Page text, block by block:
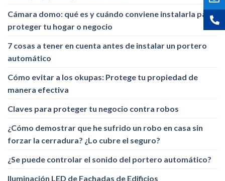
Cámara domo: qué es y cuándo conviene instalarla para
proteger tu hogar o negocio
7 cosas a tener en cuenta antes de instalar un portero
automático
Cómo evitar a los okupas: Protege tu propiedad de
manera efectiva
Claves para proteger tu negocio contra robos
¿Cómo demostrar que he sufrido un robo en casa sin
forzar la cerradura? ¿Lo cubre el seguro?
¿Se puede controlar el sonido del portero automático?
Iluminación LED de Fachadas de Edificios